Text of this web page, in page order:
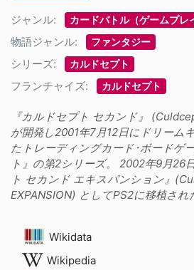
ジャンル: カードバトル（ゲームプレ
物語ジャンル: ファンタジー
シリーズ: カルドセプト
フランチャイズ: カルドセプト
『カルドセプト セカンド』
が開発し2001年7月12日にドリーム
たトレーディングカード･ボードゲ
ト』の第2シリーズ。 2002年9月26
ト セカンド エキスパンション』
EXPANSION) としてPS2に移植され
Wikidata
Wikipedia